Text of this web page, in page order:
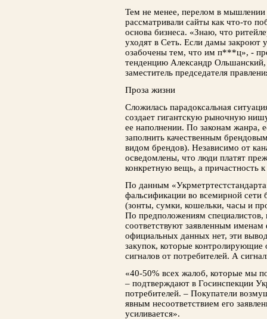
Тем не менее, перелом в
рассматривали сайты как что-то
основа бизнеса. «Знаю, что
уходят в Сеть. Если дамы закроют
озабочены тем, что им п***ц», -
тенденцию Александр
заместитель председателя
Проза жизни
Сложилась парадоксальная
создает гигантскую рыночную
ее наполнении. По законам жанра,
заполнить качественным
видом брендов). Независимо от
осведомлены, что люди платят
конкретную вещь, а причастность
По данным
фальсификации во всемирной сети
(зонты, сумки, кошельки, часы и
По предположениям
соответствуют заявленным
официальных данных нет, эти
закупок, которые
сигналов от потребителей. А
«40-50% всех жалоб, которые мы
– подтверждают в Госинспекции
потребителей. – Покупатели
явным несоответствием его
усиливается».